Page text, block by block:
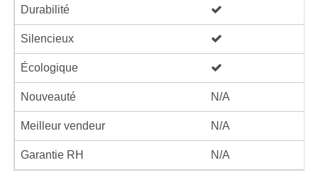
Durabilité
Silencieux
Écologique
Nouveauté N/A
Meilleur vendeur N/A
Garantie RH N/A